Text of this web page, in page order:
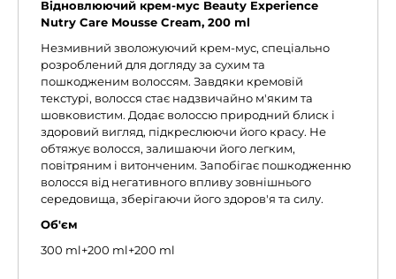
Відновлюючий крем-мус Beauty Experience
Nutry Care Mousse Cream, 200 ml
Незмивний зволожуючий крем-мус, спеціально
розроблений для догляду за сухим та
пошкодженим волоссям. Завдяки кремовій
текстурі, волосся стає надзвичайно м'яким та
шовковистим. Додає волоссю природний блиск і
здоровий вигляд, підкреслюючи його красу. Не
обтяжує волосся, залишаючи його легким,
повітряним і витонченим. Запобігає пошкодженню
волосся від негативного впливу зовнішнього
середовища, зберігаючи його здоров'я та силу.
Об'єм
300 ml+200 ml+200 ml